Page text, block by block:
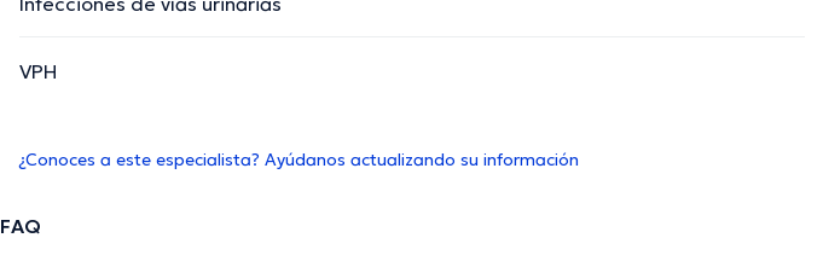
VPH
¿Conoces a este especialista? Ayúdanos actualizando su información
FAQ